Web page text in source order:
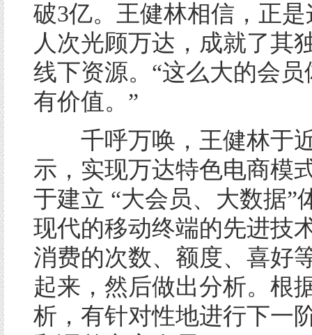
破3亿。王健林相信，正是
人次光顾万达，成就了其
线下资源。“这么大的会
有价值。”
千呼万唤，王健林于
示，实现万达特色电商模
于建立 “大会员、大数据”
现代的移动终端的先进技
消费的次数、额度、喜好
起来，然后做出分析。根
析，有针对性地进行下一